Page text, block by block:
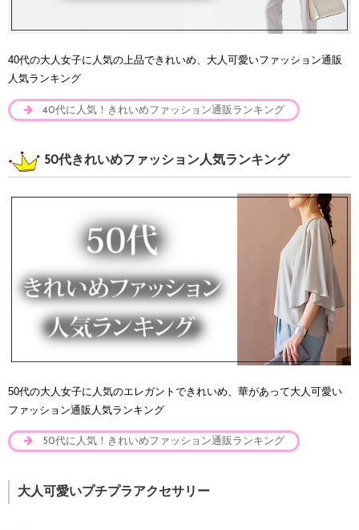
40代の大人女子に人気の上品できれいめ、大人可愛いファッション通販
人気ランキング
40代に人気！きれいめファッション通販ランキング
50代きれいめファッション人気ランキング
50代の大人女子に人気のエレガントできれいめ、華があって大人可愛い
ファッション通販人気ランキング
50代に人気！きれいめファッション通販ランキング
大人可愛いプチプラアクセサリー